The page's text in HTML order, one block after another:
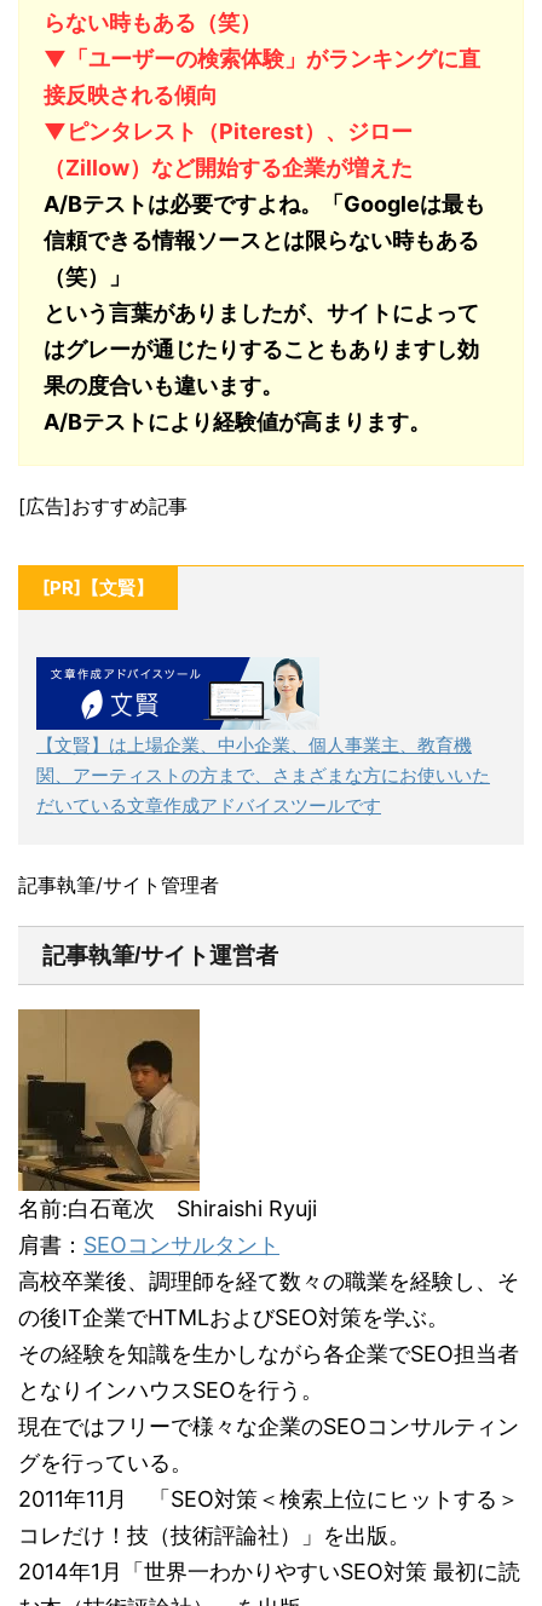
らない時もある（笑）
▼「ユーザーの検索体験」がランキングに直
接反映される傾向
▼ピンタレスト（Piterest）、ジロー
（Zillow）など開始する企業が増えた
A/Bテストは必要ですよね。「Googleは最も
信頼できる情報ソースとは限らない時もある
（笑）」
という言葉がありましたが、サイトによって
はグレーが通じたりすることもありますし効
果の度合いも違います。
A/Bテストにより経験値が高まります。
[広告]おすすめ記事
[PR]【文賢】
【文賢】は上場企業、中小企業、個人事業主、教育機
関、アーティストの方まで、さまざまな方にお使いいた
だいている文章作成アドバイスツールです
記事執筆/サイト管理者
記事執筆/サイト運営者
名前:白石竜次 Shiraishi Ryuji
肩書： SEOコンサルタント
高校卒業後、調理師を経て数々の職業を経験し、そ
の後IT企業でHTMLおよびSEO対策を学ぶ。
その経験を知識を生かしながら各企業でSEO担当者
となりインハウスSEOを行う。
現在ではフリーで様々な企業のSEOコンサルティン
グを行っている。
2011年11月 「SEO対策＜検索上位にヒットする＞
コレだけ！技（技術評論社）」を出版。
2014年1月「世界一わかりやすいSEO対策 最初に読